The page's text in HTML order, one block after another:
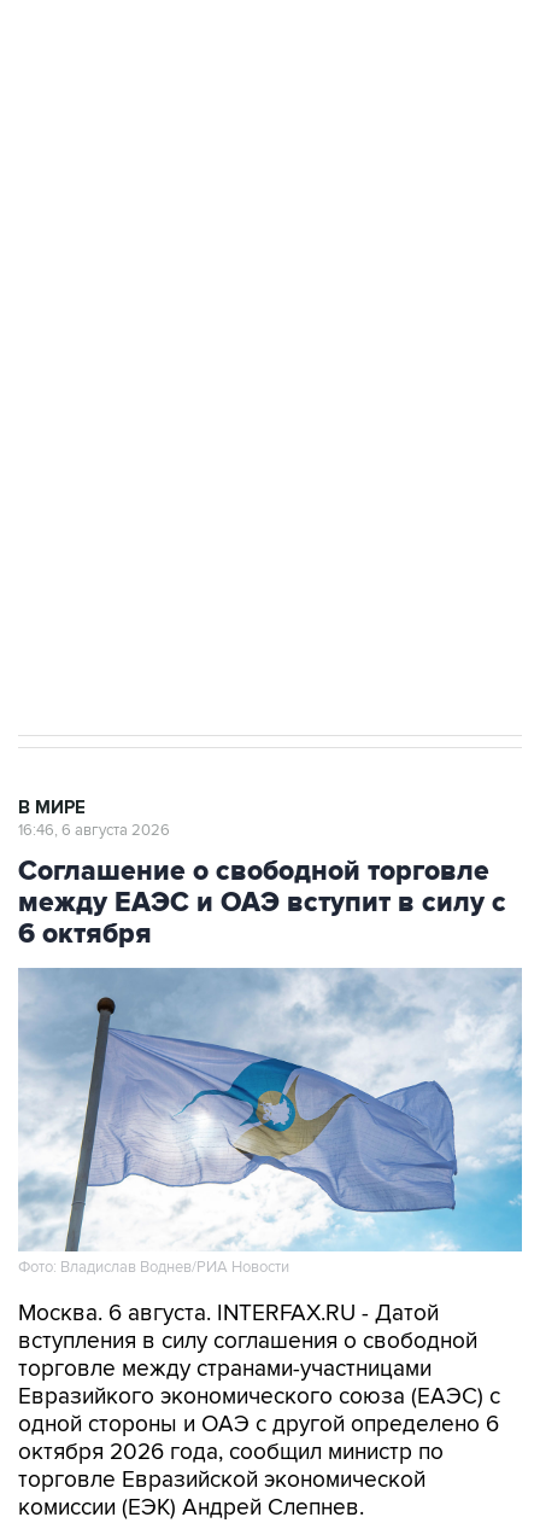
В МИРЕ
16:46, 6 августа 2026
Соглашение о свободной торговле
между ЕАЭС и ОАЭ вступит в силу с
6 октября
Фото: Владислав Воднев/РИА Новости
Москва. 6 августа. INTERFAX.RU - Датой
вступления в силу соглашения о свободной
торговле между странами-участницами
Евразийкого экономического союза (ЕАЭС) с
одной стороны и ОАЭ с другой определено 6
октября 2026 года, сообщил министр по
торговле Евразийской экономической
комиссии (ЕЭК) Андрей Слепнев.